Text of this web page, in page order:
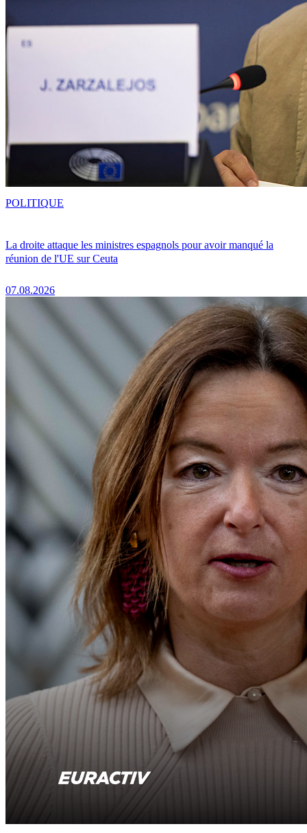
La droite attaque les ministres espagnols pour avoir manqué la
réunion de l'UE sur Ceuta
07.08.2026
POLITIQUE